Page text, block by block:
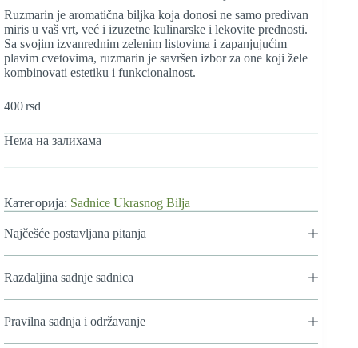
Ruzmarin je aromatična biljka koja donosi ne samo predivan
miris u vaš vrt, već i izuzetne kulinarske i lekovite prednosti.
Sa svojim izvanrednim zelenim listovima i zapanjujućim
plavim cvetovima, ruzmarin je savršen izbor za one koji žele
kombinovati estetiku i funkcionalnost.
400rsd
Нема на залихама
Категорија: Sadnice Ukrasnog Bilja
Najčešće postavljana pitanja
Razdaljina sadnje sadnica
Pravilna sadnja i održavanje